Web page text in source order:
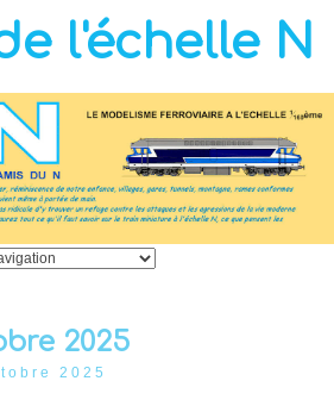
l'échelle N
2025
2025